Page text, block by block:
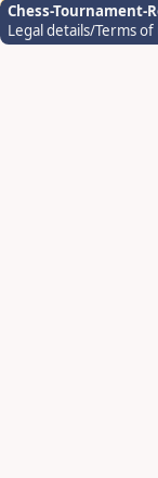
Chess-Tournament-
Legal details/Terms of